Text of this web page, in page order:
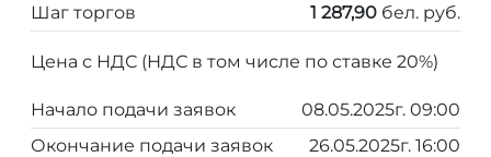
Шаг торгов
1 287,90 бел. руб.
Цена с НДС (НДС в том числе по ставке 20%)
Начало подачи заявок
08.05.2025г. 09:00
Окончание подачи заявок
26.05.2025г. 16:00